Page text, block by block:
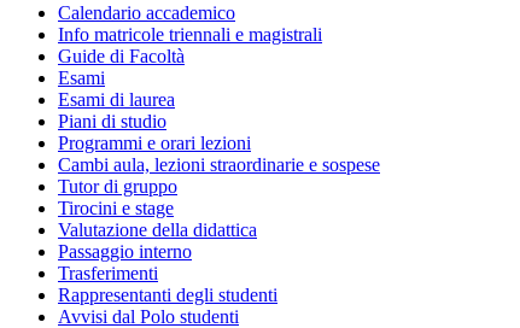
Calendario accademico
Info matricole triennali e magistrali
Guide di Facoltà
Esami
Esami di laurea
Piani di studio
Programmi e orari lezioni
Cambi aula, lezioni straordinarie e sospese
Tutor di gruppo
Tirocini e stage
Valutazione della didattica
Passaggio interno
Trasferimenti
Rappresentanti degli studenti
Avvisi dal Polo studenti